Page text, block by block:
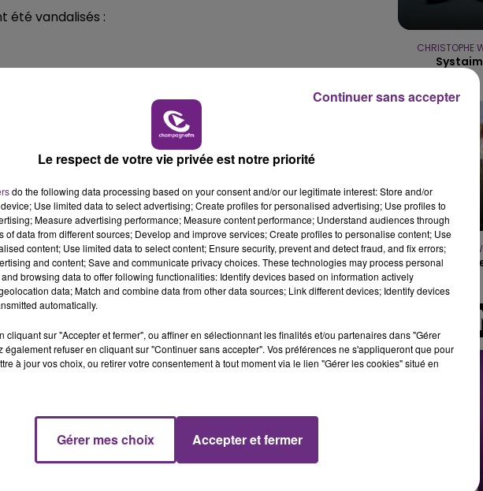
11h00 - 16h00
LE WEEK-END CHAMPAGNE FM LE
été vandalisés :
concernant la dispariton soudaine de ses vélos.
soir de l'entreprise : soit qu’elle réimplante des deux-
ayant déjà payé une caution.
rémois. Le magasin JouéClub est contraint de
fermer ses portes.
CHRISTOPHE
TAYLOR
I Knew It, I
A
7h00 - 11h00
Le
Le respect de votre vie privée est notre priorité
do the following data processing based on your consent and/or our legitimate interest: Store and/or
Use limited data to select advertising; Create profiles for personalised advertising; Use profiles to
Measure advertising performance; Measure content performance; Understand audiences through
of data from different sources; Develop and improve services; Create profiles to personalise content; Use
content; Use limited data to select content; Ensure security, prevent and detect fraud, and fix errors;
and content; Save and communicate privacy choices. These technologies may process personal
browsing data to offer following functionalities: Identify devices based on information actively
data; Match and combine data from other data sources; Link different devices; Identify devices
automatically.
cliquant sur "Accepter et fermer", ou affiner en sélectionnant les finalités et/ou partenaires dans "Gérer
également refuser en cliquant sur "Continuer sans accepter". Vos préférences ne s'appliqueront que pour
à jour vos choix, ou retirer votre consentement à tout moment via le lien "Gérer les cookies" situé en
Gérer mes choix Accepter et fermer
Continuer sans accepter